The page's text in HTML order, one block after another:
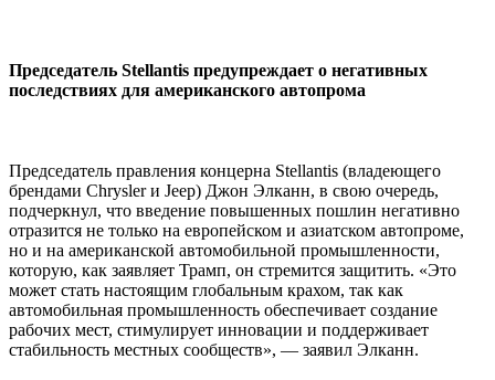
Председатель Stellantis предупреждает о негативных
последствиях для американского автопрома
Председатель правления концерна Stellantis (владеющего
брендами Chrysler и Jeep) Джон Элканн, в свою очередь,
подчеркнул, что введение повышенных пошлин негативно
отразится не только на европейском и азиатском автопроме,
но и на американской автомобильной промышленности,
которую, как заявляет Трамп, он стремится защитить. «Это
может стать настоящим глобальным крахом, так как
автомобильная промышленность обеспечивает создание
рабочих мест, стимулирует инновации и поддерживает
стабильность местных сообществ», — заявил Элканн.